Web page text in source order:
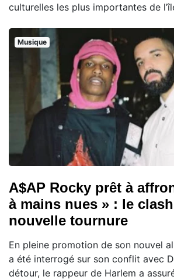
culturelles les plus importantes de
Musique
A$AP Rocky prêt à
à mains nues » : le
nouvelle tournure
En pleine promotion de son nouvel
a été interrogé sur son conflit avec
détour, le rappeur de Harlem a